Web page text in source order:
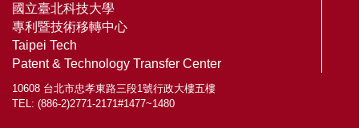
國立臺北科技大學
專利暨技術移轉中心
Taipei Tech
Patent & Technology Transfer Center
10608 台北市忠孝東路三段1號行政大樓五樓
TEL: (886-2)2771-2171#1477~1480